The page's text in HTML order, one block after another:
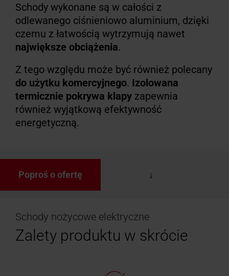
Schody wykonane są w całości z
odlewanego ciśnieniowo aluminium, dzięki
czemu z łatwością wytrzymują nawet
największe obciążenia.
Z tego względu może być również polecany
do użytku komercyjnego. Izolowana
termicznie pokrywa klapy zapewnia
również wyjątkową efektywność
energetyczną.
Poproś o ofertę
Schody nożycowe elektryczne
Zalety produktu w skrócie